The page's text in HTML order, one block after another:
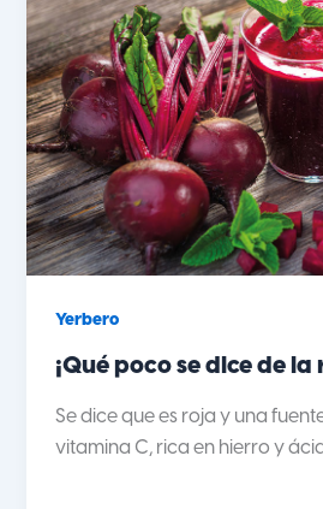
Yerbero
¡Qué poco se dice de
Se dice que es roja y una
vitamina C, rica en hierro y